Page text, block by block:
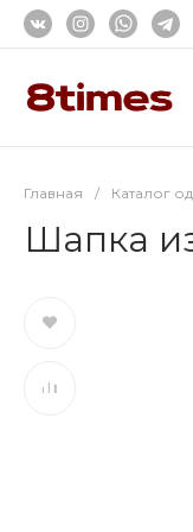
Главная / Каталог
Шапка